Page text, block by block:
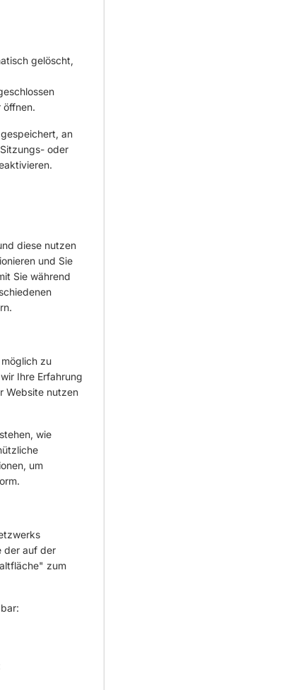
gelöscht,
öffnen.
an
oder
diese nutzen
und Sie
Sie während
zu
Ihre Erfahrung
Website nutzen
wie
um
der auf der
zum